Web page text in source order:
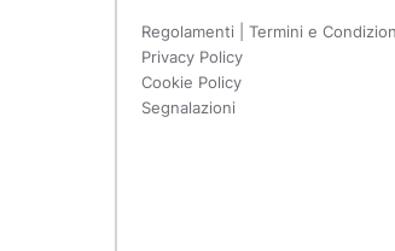
Regolamenti | Termini e
Privacy Policy
Cookie Policy
Segnalazioni